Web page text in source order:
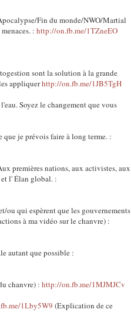
Fin du monde/NWO/Martial
: http://on.fb.me/1TZneEO
sont la solution à la grande
appliquerhttp://on.fb.me/1JB5TgH
Soyez le changement que vous
que je prévois faire à long terme. :
premières nations, aux activistes, aux
l' Élan global. :
ou qui espèrent que les gouvernements
à ma vidéo sur le chanvre) :
autant que possible :
chanvre) : http://on.fb.me/1MJMJCv
1Lby5W9 (Explication de ce